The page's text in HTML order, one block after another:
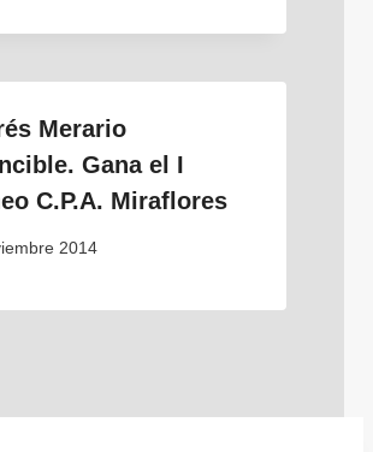
Merario
Gana el I
C.P.A. Miraflores
2014